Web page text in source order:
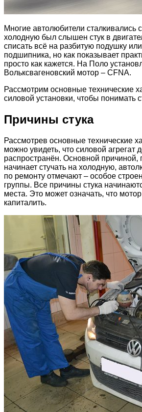
Многие автолюбители сталкивались
холодную был слышен стук в
списать всё на разбитую подушку
подшипника, но как показывает
просто как кажется. На Поло
Вольксвагеновский мотор – CFNA.
Рассмотрим основные технические
силовой установки, чтобы понимать
Причины стука
Рассмотрев основные технические
можно увидеть, что силовой агрегат
распространён. Основной причиной,
начинает стучать на холодную,
по ремонту отмечают – особое
группы. Все причины стука
места. Это может означать, что
капиталить.